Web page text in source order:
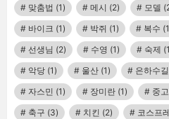
맞춤법 (1) 메시 (2) 모델
바이크 (1) 박쥐 (1) 복수
선생님 (2) 수영 (1) 숙제
악당 (1) 울산 (1) 은하수길
자스민 (1) 장미란 (1) 중
축구 (3) 치킨 (2) 코스프